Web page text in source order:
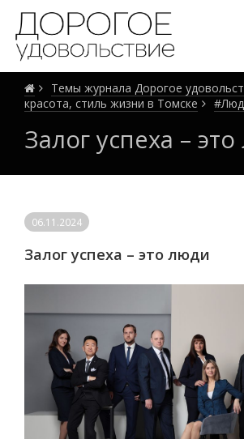
Темы журнала Дорогое
красота, стиль жизни в Томске
Залог успеха –
06.11.2024
Залог успеха – это люди